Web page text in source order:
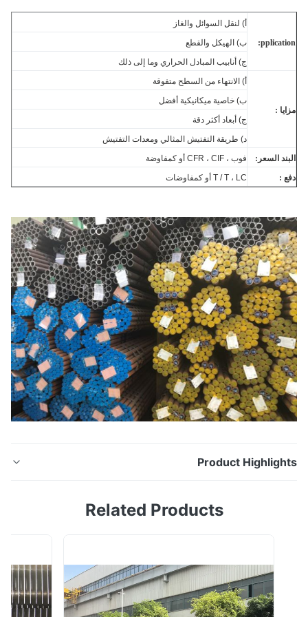
أ) لنقل السوائل والغاز
ب) الهيكل والقطع
ج) أنابيب المبادل الحراري وما إلى ذلك
أ) الانتهاء من السطح متفوقة
ب) خاصية ميكانيكية أفضل
ج) أبعاد أكثر دقة
د) طريقة التفتيش المثالي ومعدات التفتيش
السعر:
فوب ، CFR ، CIF أو كمفاوضة
T / T ، LC أو كمفاوضات
Product
0.005 (0.13) +1/8 "(3.18) - 0 +/- 10.0٪ 3/4 "(19.1) 0.065
بوصة (1.65) /0.049 بوصة (1...
Related Products